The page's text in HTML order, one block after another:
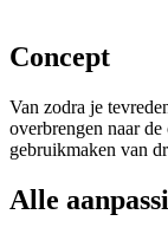
Concept
Van zodra je
overbrengen naar
gebruikmaken van
Alle